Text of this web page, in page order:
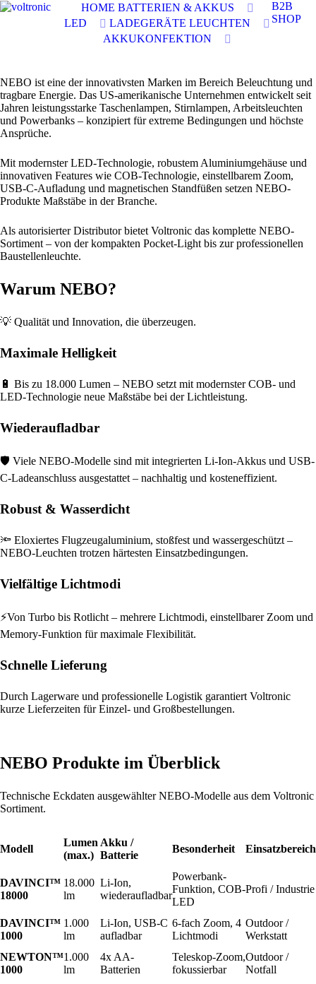
HOME BATTERIEN & AKKUS
LED
LADEGERÄTE LEUCHTEN
AKKUKONFEKTION
B2B
SHOP
NEBO ist eine der innovativsten Marken im Bereich Beleuchtung und
tragbare Energie. Das US-amerikanische Unternehmen entwickelt seit
Jahren leistungsstarke Taschenlampen, Stirnlampen, Arbeitsleuchten
und Powerbanks – konzipiert für extreme Bedingungen und höchste
Ansprüche.
Mit modernster LED-Technologie, robustem Aluminiumgehäuse und
innovativen Features wie COB-Technologie, einstellbarem Zoom,
USB-C-Aufladung und magnetischen Standfüßen setzen NEBO-
Produkte Maßstäbe in der Branche.
Als autorisierter Distributor bietet Voltronic das komplette NEBO-
Sortiment – von der kompakten Pocket-Light bis zur professionellen
Baustellenleuchte.
Warum NEBO?
💡 Qualität und Innovation, die überzeugen.
Maximale Helligkeit
🔋 Bis zu 18.000 Lumen – NEBO setzt mit modernster COB- und
LED-Technologie neue Maßstäbe bei der Lichtleistung.
Wiederaufladbar
🛡️ Viele NEBO-Modelle sind mit integrierten Li-Ion-Akkus und USB-
C-Ladeanschluss ausgestattet – nachhaltig und kosteneffizient.
Robust & Wasserdicht
🔦 Eloxiertes Flugzeugaluminium, stoßfest und wassergeschützt –
NEBO-Leuchten trotzen härtesten Einsatzbedingungen.
Vielfältige Lichtmodi
⚡Von Turbo bis Rotlicht – mehrere Lichtmodi, einstellbarer Zoom und
Memory-Funktion für maximale Flexibilität.
Schnelle Lieferung
Durch Lagerware und professionelle Logistik garantiert Voltronic
kurze Lieferzeiten für Einzel- und Großbestellungen.
NEBO Produkte im Überblick
Technische Eckdaten ausgewählter NEBO-Modelle aus dem Voltronic
Sortiment.
Modell
Lumen
(max.)
Akku /
Batterie
Besonderheit Einsatzbereich
DAVINCI™
18000
18.000
lm
Li-Ion,
wiederaufladbar
Powerbank-
Funktion, COB-
LED
Profi / Industrie
DAVINCI™
1000
1.000
lm
Li-Ion, USB-C
aufladbar
6-fach Zoom, 4
Lichtmodi
Outdoor /
Werkstatt
NEWTON™
1000
1.000
lm
4x AA-
Batterien
Teleskop-Zoom,
fokussierbar
Outdoor /
Notfall